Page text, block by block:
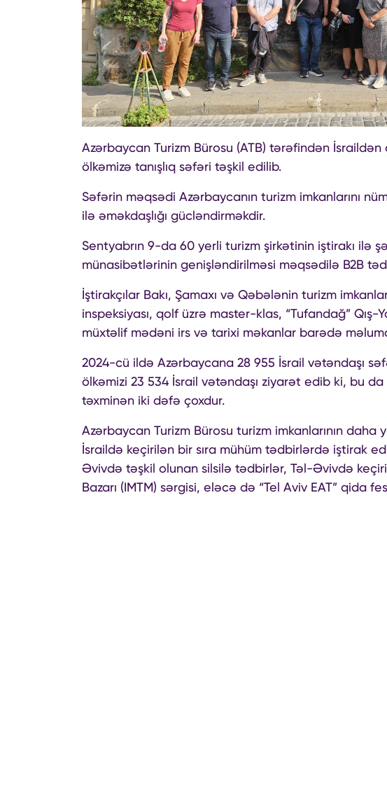
Azərbaycan Turizm Bürosu (ATB) tərəfindən İsraildən
ölkəmizə tanışlıq səfəri təşkil edilib.
Səfərin məqsədi Azərbaycanın turizm imkanlarını
ilə əməkdaşlığı gücləndirməkdir.
Sentyabrın 9-da 60 yerli turizm şirkətinin iştirakı ilə
münasibətlərinin genişləndirilməsi məqsədilə B2B
İştirakçılar Bakı, Şamaxı və Qəbələnin turizm
inspeksiyası, qolf üzrə master-klas, “Tufandağ” Qış-
müxtəlif mədəni irs və tarixi məkanlar barədə
2024-cü ildə Azərbaycana 28 955 İsrail vətəndaşı
ölkəmizi 23 534 İsrail vətəndaşı ziyarət edib ki, bu
təxminən iki dəfə çoxdur.
Azərbaycan Turizm Bürosu turizm imkanlarının daha
İsraildə keçirilən bir sıra mühüm tədbirlərdə iştirak
Əvivdə təşkil olunan silsilə tədbirlər, Təl-Əvivdə
Bazarı (IMTM) sərgisi, eləcə də “Tel Aviv EAT” qida